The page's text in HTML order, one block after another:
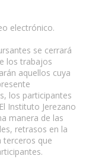
electrónico.
se cerrará
los trabajos
aquellos cuya
los participantes
Instituto Jerezano
manera de las
retrasos en la
terceros que